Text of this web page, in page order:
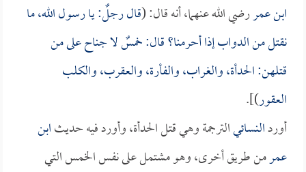
ابن عمررضي الله عنهما، أنه قال: (قال رجلٌ: يا رسول الله، ما
نقتل من الدواب إذا أحرمنا؟ قال: خمسٌ لا جناح على من
قتلهن: الحدأة، والغراب، والفأرة، والعقرب، والكلب
العقور)].
أوردالنسائيالترجمة وهي قتل الحدأة، وأورد فيه حديثابن
عمرمن طريق أخرى، وهو مشتمل على نفس الخمس التي